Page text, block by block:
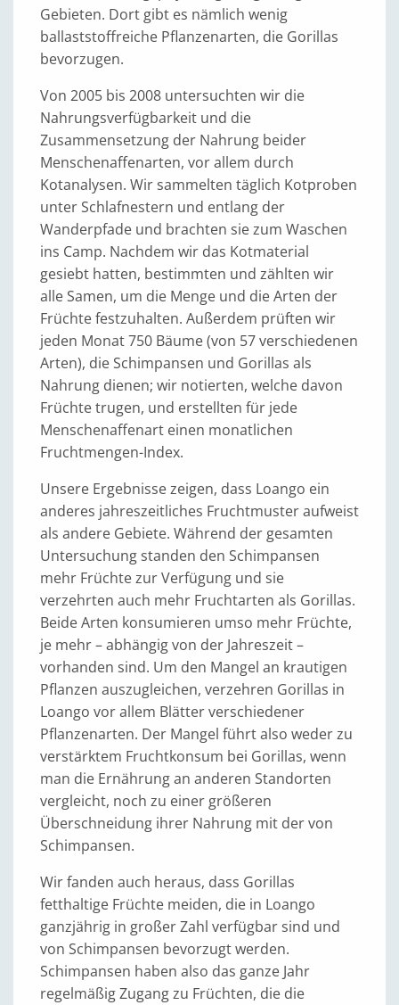
Gebieten. Dort gibt es nämlich wenig
ballaststoffreiche Pflanzenarten, die Gorillas
bevorzugen.
Von 2005 bis 2008 untersuchten wir die
Nahrungsverfügbarkeit und die
Zusammensetzung der Nahrung beider
Menschenaffenarten, vor allem durch
Kotanalysen. Wir sammelten täglich Kotproben
unter Schlafnestern und entlang der
Wanderpfade und brachten sie zum Waschen
ins Camp. Nachdem wir das Kotmaterial
gesiebt hatten, bestimmten und zählten wir
alle Samen, um die Menge und die Arten der
Früchte festzuhalten. Außerdem prüften wir
jeden Monat 750 Bäume (von 57 verschiedenen
Arten), die Schimpansen und Gorillas als
Nahrung dienen; wir notierten, welche davon
Früchte trugen, und erstellten für jede
Menschenaffenart einen monatlichen
Fruchtmengen-Index.
Unsere Ergebnisse zeigen, dass Loango ein
anderes jahreszeitliches Fruchtmuster aufweist
als andere Gebiete. Während der gesamten
Untersuchung standen den Schimpansen
mehr Früchte zur Verfügung und sie
verzehrten auch mehr Fruchtarten als Gorillas.
Beide Arten konsumieren umso mehr Früchte,
je mehr – abhängig von der Jahreszeit –
vorhanden sind. Um den Mangel an krautigen
Pflanzen auszugleichen, verzehren Gorillas in
Loango vor allem Blätter verschiedener
Pflanzenarten. Der Mangel führt also weder zu
verstärktem Fruchtkonsum bei Gorillas, wenn
man die Ernährung an anderen Standorten
vergleicht, noch zu einer größeren
Überschneidung ihrer Nahrung mit der von
Schimpansen.
Wir fanden auch heraus, dass Gorillas
fetthaltige Früchte meiden, die in Loango
ganzjährig in großer Zahl verfügbar sind und
von Schimpansen bevorzugt werden.
Schimpansen haben also das ganze Jahr
regelmäßig Zugang zu Früchten, die die